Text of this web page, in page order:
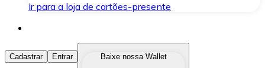
Ir para a loja de cartões-presente
Comprar Criptomoedas
Cadastrar Entrar
Baixe nossa Wallet